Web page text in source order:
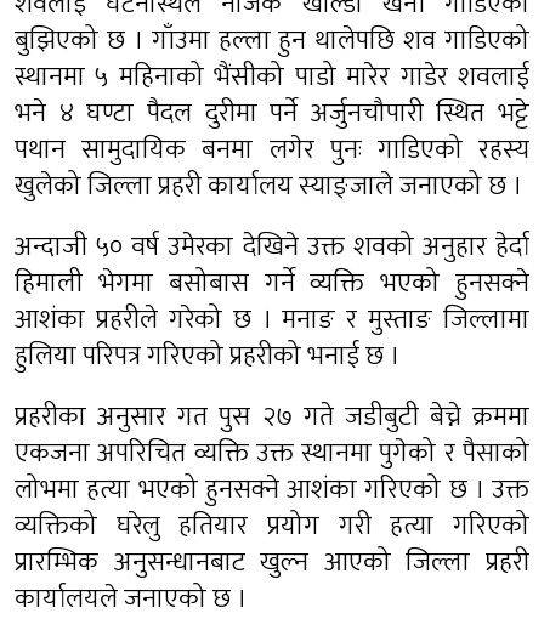
बुझिएको छ । गाँउमा हल्ला हुन थालेपछि शव गाडिएको
स्थानमा ५ महिनाको भैंसीको पाडो मारेर गाडेर शवलाई
भने ४ घण्टा पैदल दुरीमा पर्ने अर्जुनचौपारी स्थित भट्टे
पथान सामुदायिक बनमा लगेर पुनः गाडिएको रहस्य
खुलेको जिल्ला प्रहरी कार्यालय स्याङ्जाले जनाएको छ ।
अन्दाजी ५० वर्ष उमेरका देखिने उक्त शवको अनुहार हेर्दा
हिमाली भेगमा बसोबास गर्ने व्यक्ति भएको हुनसक्ने
आशंका प्रहरीले गरेको छ । मनाङ र मुस्ताङ जिल्लामा
हुलिया परिपत्र गरिएको प्रहरीको भनाई छ ।
प्रहरीका अनुसार गत पुस २७ गते जडीबुटी बेच्ने क्रममा
एकजना अपरिचित व्यक्ति उक्त स्थानमा पुगेको र पैसाको
लोभमा हत्या भएको हुनसक्ने आशंका गरिएको छ । उक्त
व्यक्तिको घरेलु हतियार प्रयोग गरी हत्या गरिएको
प्रारम्भिक अनुसन्धानबाट खुल्न आएको जिल्ला प्रहरी
कार्यालयले जनाएको छ ।